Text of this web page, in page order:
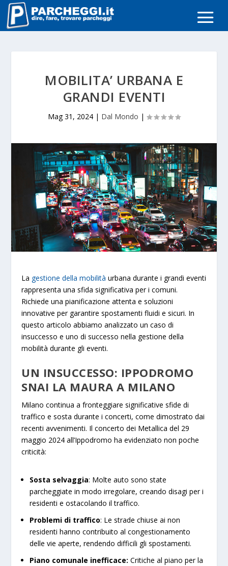
MOBILITA’ URBANA E
GRANDI EVENTI
Mag 31, 2024 | Dal Mondo |
La gestione della mobilità urbana durante i grandi eventi
rappresenta una sfida significativa per i comuni.
Richiede una pianificazione attenta e soluzioni
innovative per garantire spostamenti fluidi e sicuri. In
questo articolo abbiamo analizzato un caso di
insuccesso e uno di successo nella gestione della
mobilità durante gli eventi.
UN INSUCCESSO: IPPODROMO
SNAI LA MAURA A MILANO
Milano continua a fronteggiare significative sfide di
traffico e sosta durante i concerti, come dimostrato dai
recenti avvenimenti. Il concerto dei Metallica del 29
maggio 2024 all’Ippodromo ha evidenziato non poche
criticità:
Sosta selvaggia: Molte auto sono state
parcheggiate in modo irregolare, creando disagi per i
residenti e ostacolando il traffico.
Problemi di traffico: Le strade chiuse ai non
residenti hanno contribuito al congestionamento
delle vie aperte, rendendo difficili gli spostamenti.
Piano comunale inefficace: Critiche al piano per la